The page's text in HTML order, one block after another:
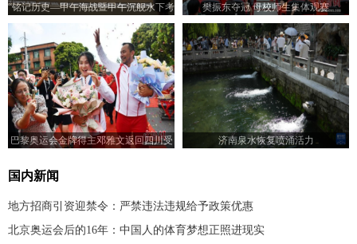
“铭记历史—甲午海战暨甲午沉舰水下考
古展”在山东济南开展
樊振东夺冠 母校师生集体观赛
巴黎奥运会金牌得主邓雅文返回四川受
济南泉水恢复喷涌活力
国内新闻
地方招商引资迎禁令：严禁违法违规给予政策优惠
北京奥运会后的16年：中国人的体育梦想正照进现实